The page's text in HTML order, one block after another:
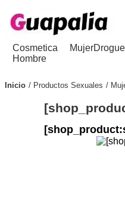
Cosmetica
Hombre
Mujer
Inicio Productos Sexuales